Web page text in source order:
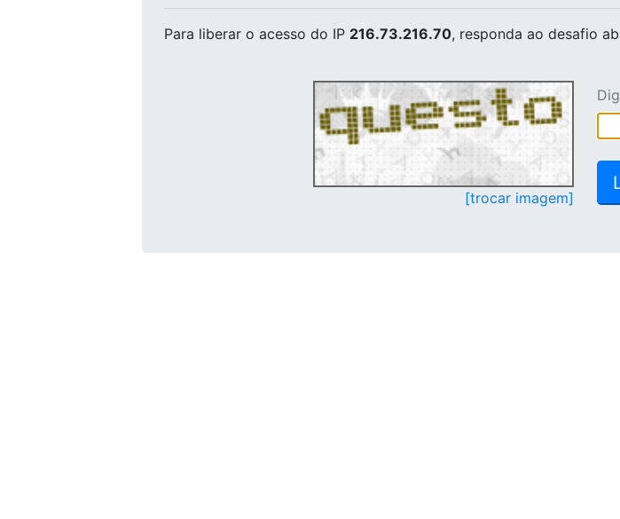
Para liberar o acesso do IP 216.73.216.70, responda ao desafio
[trocar imagem]